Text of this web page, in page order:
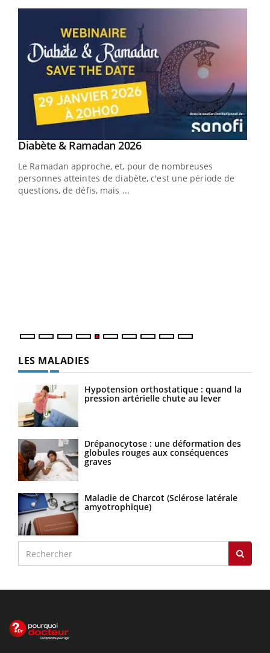
Youtube
Diabète & Ramadan 2026Youtube
Le Ramadan approche, et, pour de nombreuses
personnes atteintes de diabète, c'est une période de
questions, de défis, mais ...
LES MALADIES
Hypotension orthostatique : quand la
pression artérielle chute au lever
Drépanocytose : une déformation des
globules rouges aux conséquences
graves
Maladie de Charcot (Sclérose latérale
amyotrophique)